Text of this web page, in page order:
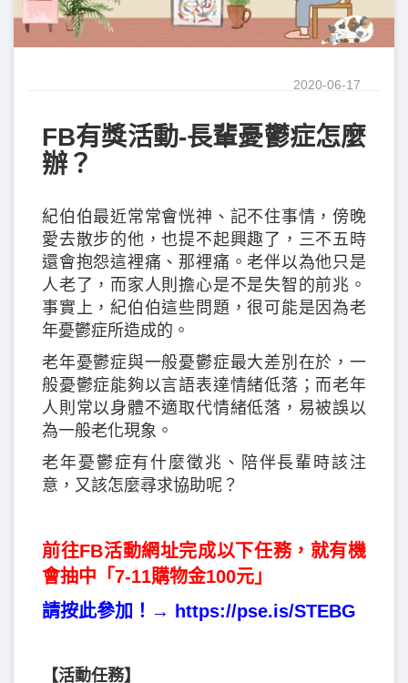
2020-06-17
FB有獎活動-長輩憂鬱症怎麼
辦？
紀伯伯最近常常會恍神、記不住事情，傍晚
愛去散步的他，也提不起興趣了，三不五時
還會抱怨這裡痛、那裡痛。老伴以為他只是
人老了，而家人則擔心是不是失智的前兆。
事實上，紀伯伯這些問題，很可能是因為老
年憂鬱症所造成的。
老年憂鬱症與一般憂鬱症最大差別在於，一
般憂鬱症能夠以言語表達情緒低落；而老年
人則常以身體不適取代情緒低落，易被誤以
為一般老化現象。
老年憂鬱症有什麼徵兆、陪伴長輩時該注
意，又該怎麼尋求協助呢？
前往FB活動網址完成以下任務，就有機
會抽中「7-11購物金100元」
請按此參加！→
https://pse.is/STEBG
【活動任務】